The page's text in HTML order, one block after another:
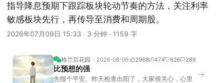
指导降息预期下跟踪板块轮动节奏的方法，关注利率
敏感板块先行，再传导至消费和周期股。
2026年07月09日 15:33 · 3 分钟 · 1159 字
格兰后花园 2026-08-06 2968 474 626 289
比预想的强
先报个平安。昨天检查出阳了，大家很关心，心里
→